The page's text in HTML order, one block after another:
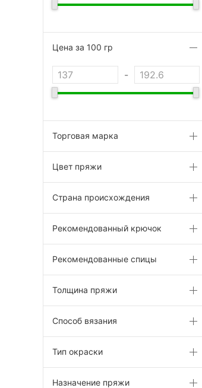
Цена за 100 гр
-
Торговая марка
Цвет пряжи
Страна происхождения
Рекомендованный крючок
Рекомендованные спицы
Толщина пряжи
Способ вязания
Тип окраски
Назначение пряжи